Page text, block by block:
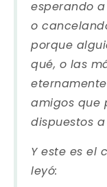
esperando
o
porque
qué, o las
amigos que
dispuestos
Y este es el
leyó: